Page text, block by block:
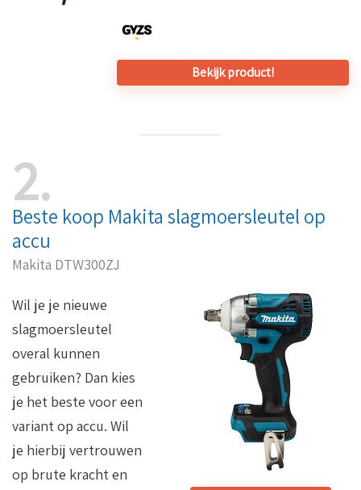
Bekijk product!
2
Beste koop Makita slagmoersleutel op
accu
Makita DTW300ZJ
Wil je je nieuwe
slagmoersleutel
overal kunnen
gebruiken? Dan kies
je het beste voor een
variant op accu. Wil
je hierbij vertrouwen
op brute kracht en